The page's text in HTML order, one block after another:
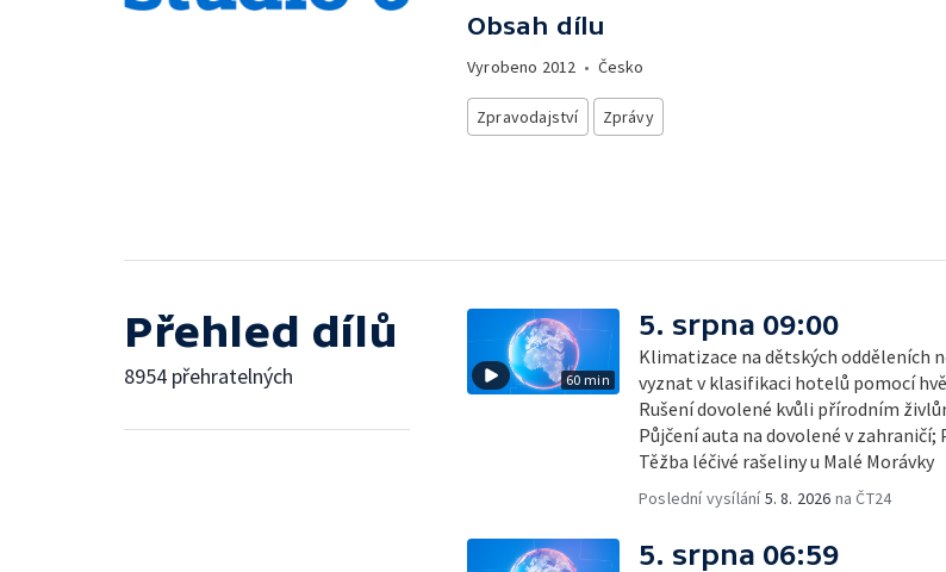
Obsah dílu
Vyrobeno 2012 • Česko
Zpravodajství Zprávy
Přehled dílů
8954 přehratelných 60 min
5. srpna 09:00
Klimatizace na dětských odděleních
vyznat v klasifikaci hotelů pomocí
Rušení dovolené kvůli přírodním
Půjčení auta na dovolené v
Těžba léčivé rašeliny u Malé Morávky
Poslední vysílání5. 8. 2026 na ČT24
5. srpna 06:59